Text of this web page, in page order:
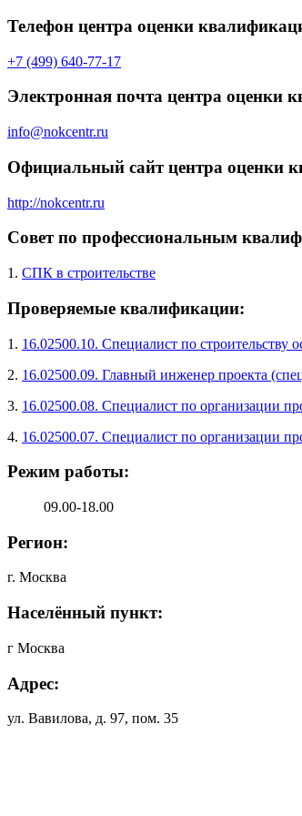
Телефон центра оценки
+7 (499) 640-77-17
Электронная почта центра оценки
info@nokcentr.ru
Официальный сайт центра оценки
http://nokcentr.ru
Совет по профессиональным
1. СПК в строительстве
Проверяемые квалификации:
1. 16.02500.10. Специалист по
2. 16.02500.09. Главный инженер проекта
3. 16.02500.08. Специалист по организации
4. 16.02500.07. Специалист по организации
Режим работы:
09.00-18.00
Регион:
г. Москва
Населённый пункт:
г Москва
Адрес:
ул. Вавилова, д. 97, пом. 35